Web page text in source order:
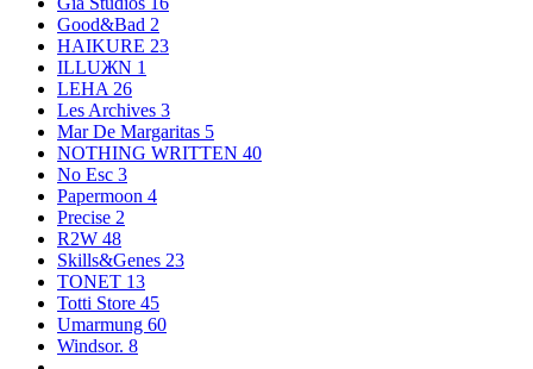
Good&Bad 2
HAIKURE 23
ILLUЖN 1
LEHA 26
Les Archives 3
Mar De Margaritas 5
NOTHING WRITTEN 40
No Esc 3
Papermoon 4
Precise 2
R2W 48
Skills&Genes 23
TONET 13
Totti Store 45
Umarmung 60
Windsor. 8